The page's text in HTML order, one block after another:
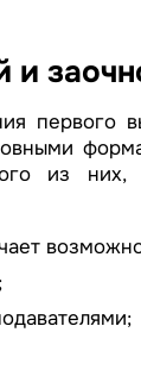
и
первого
из